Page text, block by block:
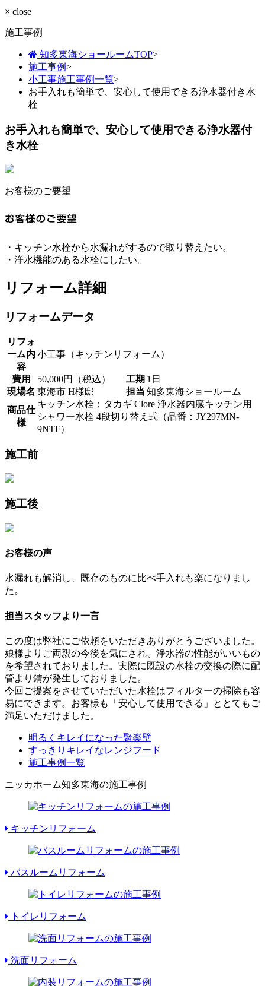
× close
施工事例
知多東海ショールームTOP>
施工事例>
小工事施工事例一覧>
お手入れも簡単で、安心して使用できる浄水器付き水
栓
お手入れも簡単で、安心して使用できる浄水器付
き水栓
お客様のご要望
・キッチン水栓から水漏れがするので取り替えたい。
・浄水機能のある水栓にしたい。
リフォーム詳細
リフォームデータ
リフォ
ーム内
容
小工事（キッチンリフォーム）
費用 50,000円（税込） 工期 1日
現場名 東海市 H様邸 担当 知多東海ショールーム
商品仕
様
キッチン水栓：タカギ Clore 浄水器内臓キッチン用
シャワー水栓 4段切り替え式（品番：JY297MN-
9NTF）
施工前
施工後
お客様の声
水漏れも解消し、既存のものに比べ手入れも楽になりまし
た。
担当スタッフより一言
この度は弊社にご依頼をいただきありがとうございました。
娘様よりご両親の今後を気にされ、浄水器の性能がいいもの
を希望されておりました。実際に既設の水栓の交換の際に配
管より錆が発生しておりました。
今回ご提案をさせていただいた水栓はフィルターの掃除も容
易にできます。お客様も「安心して使用できる」ととてもご
満足いただけました。
明るくキレイになった聚楽壁
すっきりキレイなレンジフード
施工事例一覧
ニッカホーム知多東海の施工事例
キッチンリフォーム
バスルームリフォーム
トイレリフォーム
洗面リフォーム